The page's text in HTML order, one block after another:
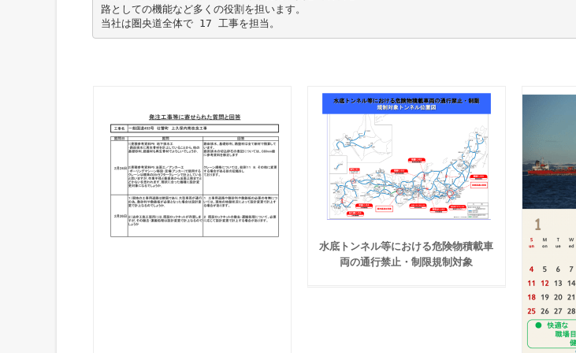
路としての機能など多くの役割を担います。
水底トンネル等における危険物積載車
両の通行禁止・制限規制対象